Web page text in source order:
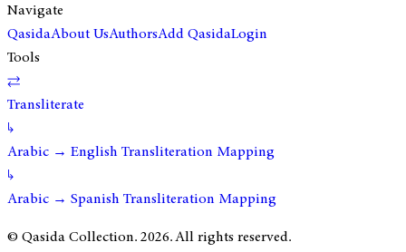
Navigate
QasidaAbout UsAuthorsAdd QasidaLogin
Tools
⇄
Transliterate
↳
Arabic → English Transliteration Mapping
↳
Arabic → Spanish Transliteration Mapping
© Qasida Collection.2026. All rights reserved.